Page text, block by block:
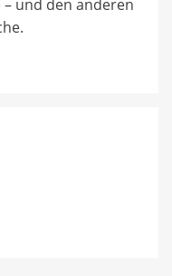
und den anderen